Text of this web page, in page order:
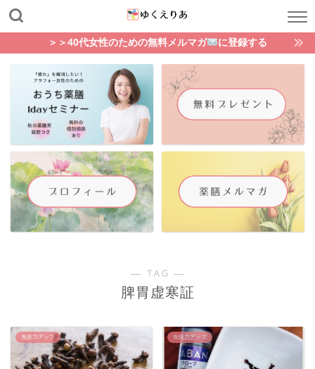
＞＞40代女性のための無料メルマガ に登録する
― TAG ―
脾胃虚寒証
免疫力アップ 免疫力アップ